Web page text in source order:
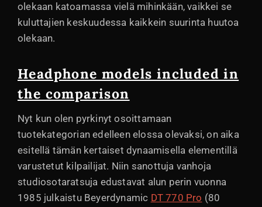
olekaan katoamassa vielä mihinkään, vaikkei se
kuluttajien keskuudessa kaikkein suurinta huutoa
olekaan.
Headphone models included in
the comparison
Nyt kun olen pyrkinyt osoittamaan
tuotekategorian edelleen elossa olevaksi, on aika
esitellä tämän kertaiset dynaamisella elementillä
varustetut kilpailijat. Niin sanottuja vanhoja
studiosotaratsuja edustavat alun perin vuonna
1985 julkaistu Beyerdynamic DT 770 Pro (80